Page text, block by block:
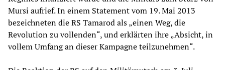
Mursi aufrief. In einem Statement vom 19. Mai 2013
bezeichneten die RS Tamarod als „einen Weg, die
Revolution zu vollenden“, und erklärten ihre „Absicht, in
vollem Umfang an dieser Kampagne teilzunehmen“.